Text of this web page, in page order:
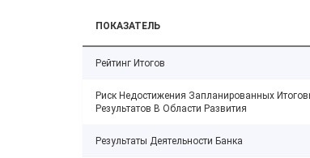
ПОКАЗАТЕЛЬ
Рейтинг Итогов
Риск Недостижения Запланированных
Результатов В Области Развития
Результаты Деятельности Банка